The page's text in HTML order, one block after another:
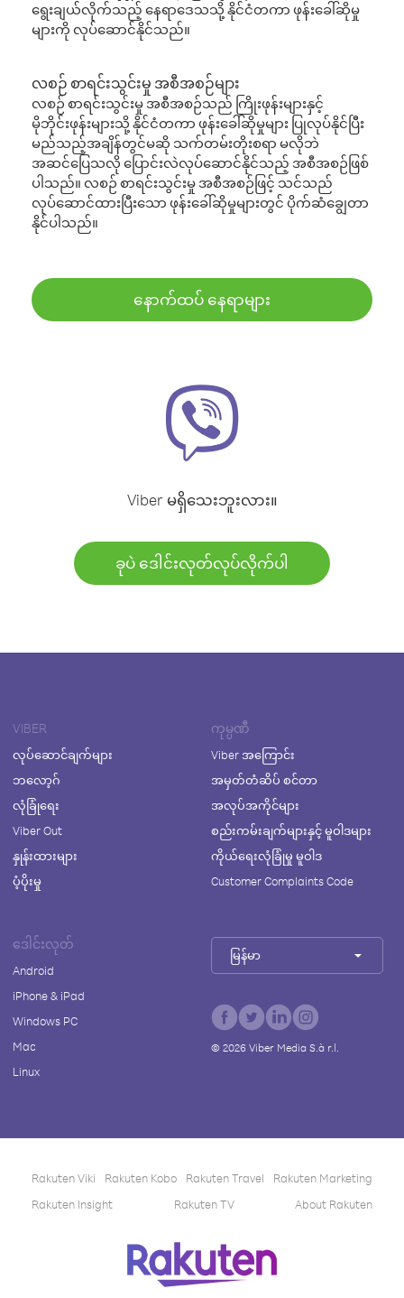
ရွေးချယ်လိုက်သည့် နေရာဒေသသို့ နိုင်ငံတကာ ဖုန်းခေါ်ဆိုမှု
များကို လုပ်ဆောင်နိုင်သည်။
လစဉ် စာရင်းသွင်းမှု အစီအစဉ်များ
လစဉ် စာရင်းသွင်းမှု အစီအစဉ်သည် ကြိုးဖုန်းများနှင့်
မိုဘိုင်းဖုန်းများသို့ နိုင်ငံတကာ ဖုန်းခေါ်ဆိုမှုများ ပြုလုပ်နိုင်ပြီး
မည်သည့်အချိန်တွင်မဆို သက်တမ်းတိုးစရာ မလိုဘဲ
အဆင်ပြေသလို ပြောင်းလဲလုပ်ဆောင်နိုင်သည့် အစီအစဉ်ဖြစ်
ပါသည်။ လစဉ် စာရင်းသွင်းမှု အစီအစဉ်ဖြင့် သင်သည်
လုပ်ဆောင်ထားပြီးသော ဖုန်းခေါ်ဆိုမှုများတွင် ပိုက်ဆံချွေတာ
နိုင်ပါသည်။
နောက်ထပ် နေရာများ
Viber မရှိသေးဘူးလား။
ခုပဲ ဒေါင်းလုတ်လုပ်လိုက်ပါ
VIBER
လုပ်ဆောင်ချက်များ
ဘလော့ဂ်
လုံခြုံရေး
Viber Out
နှုန်းထားများ
ပံ့ပိုးမှု
ကုမ္ပဏီ
Viber အကြောင်း
အမှတ်တံဆိပ် စင်တာ
အလုပ်အကိုင်များ
စည်းကမ်းချက်များနှင့် မူဝါဒများ
ကိုယ်ရေးလုံခြုံမှု မူဝါဒ
Customer Complaints Code
ဒေါင်းလုတ်
Android
iPhone & iPad
Windows PC
Mac
Linux
မြန်မာ
© 2026Viber Media S.à r.l.
Rakuten Viki Rakuten Kobo Rakuten Travel
Rakuten Marketing
Rakuten Insight
Rakuten TV About Rakuten